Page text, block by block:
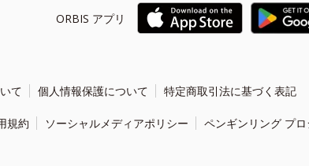
ORBIS アプリ
て 個人情報保護について 特定商取引法に基づく表記
規約 ソーシャルメディアポリシー ペンギンリング プロ